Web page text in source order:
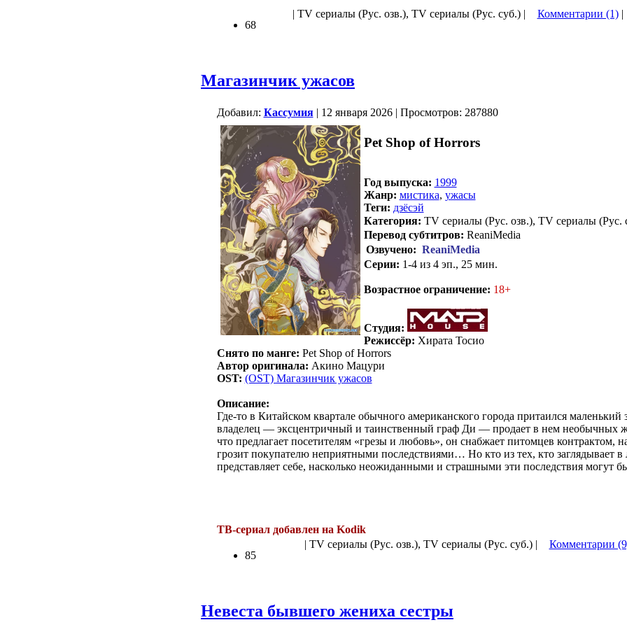
68
| TV сериалы (Рус. озв.), TV сериалы (Рус. суб.) | Комментарии (1)|
Магазинчик ужасов
Добавил: Кассумия| 12 января 2026 | Просмотров: 287880
Pet Shop of Horrors
Год выпуска: 1999
Жанр: мистика, ужасы
Теги: дзёсэй
Категория: TV сериалы (Рус. озв.), TV сериалы (Рус.
Перевод субтитров: ReaniMedia
Озвучено: ReaniMedia
Серии: 1-4 из 4 эп., 25 мин.
Возрастное ограничение: 18+
Студия:
Режиссёр: Хирата Тосио
Снято по манге: Pet Shop of Horrors
Автор оригинала: Акино Мацури
OST: (OST) Магазинчик ужасов
Описание:
Где-то в Китайском квартале обычного американского города притаился маленький
владелец — эксцентричный и таинственный граф Ди — продает в нем необычных
что предлагает посетителям «грезы и любовь», он снабжает питомцев контрактом,
грозит покупателю неприятными последствиями… Но кто из тех, кто заглядывает в
представляет себе, насколько неожиданными и страшными эти последствия могут
ТВ-сериал добавлен на Kodik
85
| TV сериалы (Рус. озв.), TV сериалы (Рус. суб.) | Комментарии
Невеста бывшего жениха сестры